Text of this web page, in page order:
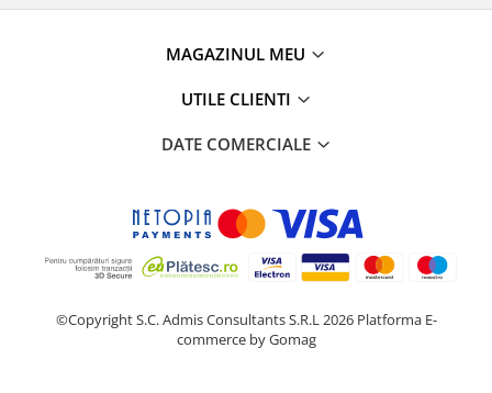
MAGAZINUL MEU
UTILE CLIENTI
DATE COMERCIALE
©Copyright S.C. Admis Consultants S.R.L 2026 Platforma E-
commerce by Gomag